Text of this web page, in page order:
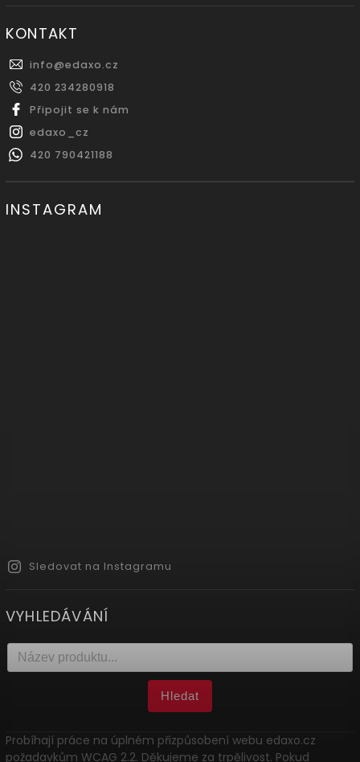
KONTAKT
info@edaxo.cz
420 234280918
Připojit se k nám
edaxo_cz
420 790421188
INSTAGRAM
Sledovat na Instagramu
VYHLEDÁVÁNÍ
Hledat
Probíhají práce na úplném přizpůsobení webu edaxo.cz
požadavkům WCAG 2.2. Děkujeme za trpělivost. Pokud